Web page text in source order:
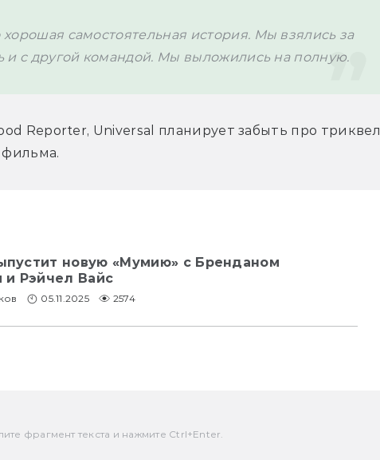
самостоятельная история. Мы взялись за
и с другой командой. Мы выложились на полную.
Reporter, Universal планирует забыть про триквел
новую «Мумию» с Бренданом
Рэйчел Вайс
05.11.2025 2574
фрагмент текста и нажмите Ctrl+Enter.